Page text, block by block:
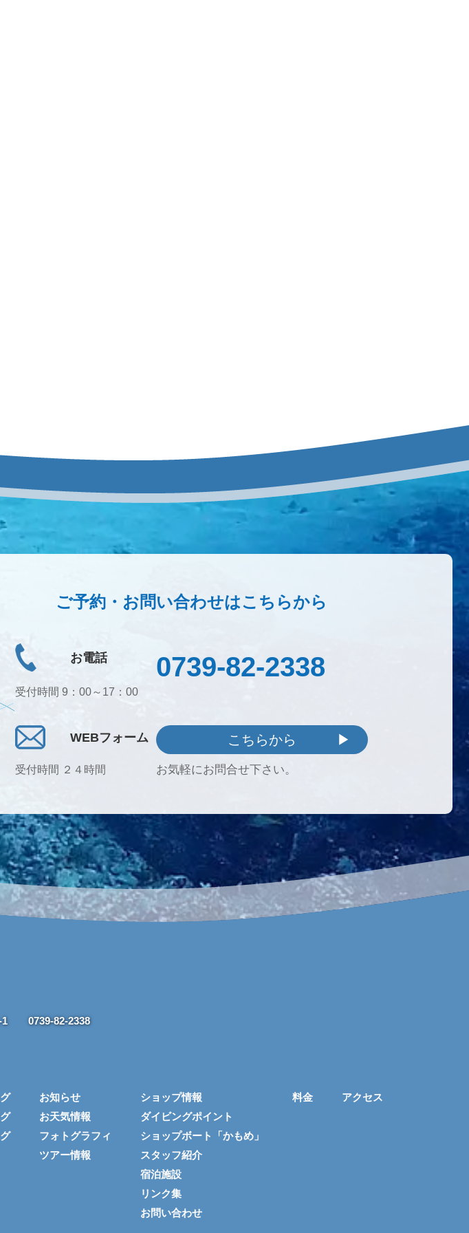
ご予約・お問い合わせはこちらから
お電話
受付時間 9：00～17：00
0739-82-2338
WEBフォーム
受付時間 ２４時間
こちらから
お気軽にお問合せ下さい。
0739-82-2338
お知らせ
お天気情報
フォトグラフィ
ツアー情報
ショップ情報
ダイビングポイント
ショップボート「かもめ」
スタッフ紹介
宿泊施設
リンク集
お問い合わせ
料金 アクセス